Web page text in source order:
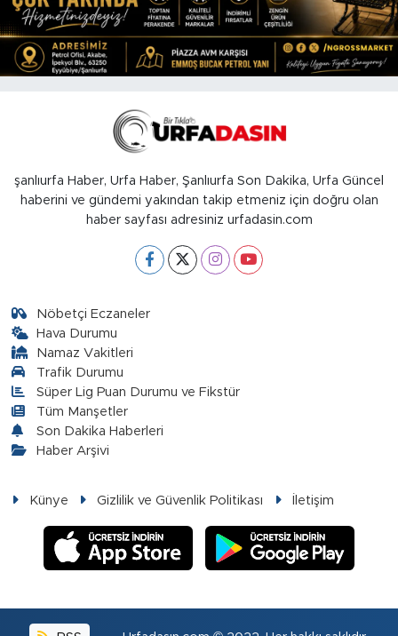
şanlıurfa Haber, Urfa Haber, Şanlıurfa Son Dakika, Urfa Güncel
haberini ve gündemi yakından takip etmeniz için doğru olan
haber sayfası adresiniz urfadasin.com
Nöbetçi Eczaneler
Hava Durumu
Namaz Vakitleri
Trafik Durumu
Süper Lig Puan Durumu ve Fikstür
Tüm Manşetler
Son Dakika Haberleri
Haber Arşivi
Künye Gizlilik ve Güvenlik Politikası İletişim